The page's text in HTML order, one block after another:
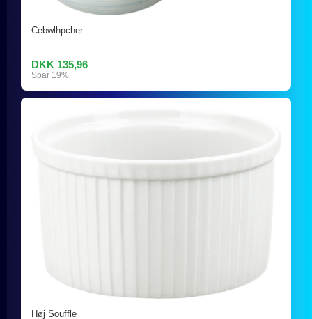
Cebwlhpcher
DKK 135,96
Spar 19%
Høj Souffle